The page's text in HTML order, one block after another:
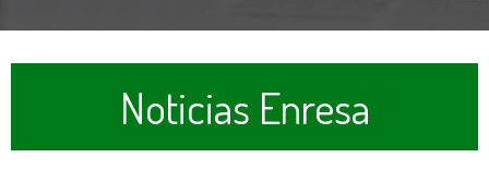
Noticias Enresa